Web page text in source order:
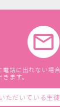
電話に出れない場
ます。
ただいている生